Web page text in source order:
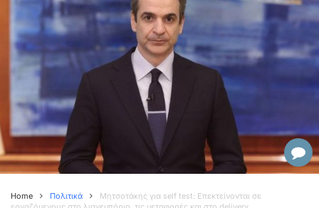
Home Πολιτικά
Μητσοτάκης για self test: Επεκτείνονται σε